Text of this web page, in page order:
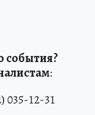
события?
:
035-12-31